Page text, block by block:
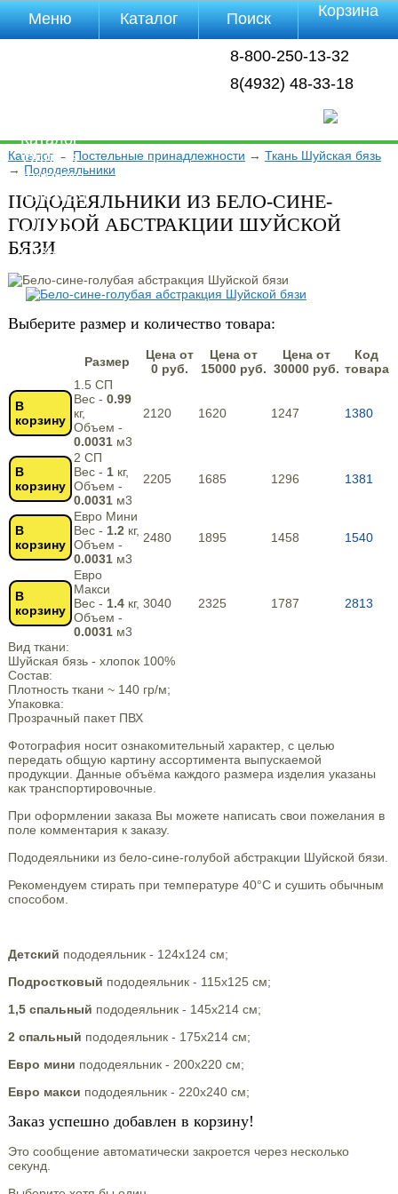
8-800-250-13-32
8(4932) 48-33-18
Каталог→ Постельные принадлежности → Ткань Шуйская бязь
→ Пододеяльники
ПОДОДЕЯЛЬНИКИ ИЗ БЕЛО-СИНЕ-
ГОЛУБОЙ АБСТРАКЦИИ ШУЙСКОЙ
БЯЗИ
Выберите размер и количество товара:
Размер
Цена от
0 руб.
Цена от
15000 руб.
Цена от
30000 руб.
Код
товара
В
корзину
1.5 СП
Вес - 0.99
кг,
Объем -
0.0031м3
2120 1620 1247 1380
В
корзину
2 СП
Вес - 1кг,
Объем -
0.0031м3
2205 1685 1296 1381
В
корзину
Евро Мини
Вес - 1.2 кг,
Объем -
0.0031м3
2480 1895 1458 1540
В
корзину
Евро
Макси
Вес - 1.4кг,
Объем -
0.0031м3
3040 2325 1787 2813
Вид ткани:
Шуйская бязь - хлопок 100%
Состав:
Плотность ткани ~ 140 гр/м;
Упаковка:
Прозрачный пакет ПВХ
Фотография носит ознакомительный характер, с целью
передать общую картину ассортимента выпускаемой
продукции. Данные объёма каждого размера изделия указаны
как транспортировочные.
При оформлении заказа Вы можете написать свои пожелания в
поле комментария к заказу.
Пододеяльники из бело-сине-голубой абстракции Шуйской бязи.
Рекомендуем стирать при температуре 40°С и сушить обычным
способом.
Детский пододеяльник - 124х124 см;
Подростковый пододеяльник - 115х125 см;
1,5 спальный пододеяльник - 145х214 см;
2 спальный пододеяльник - 175х214 см;
Евро мини пододеяльник - 200х220 см;
Евро макси пододеяльник - 220х240 см;
Заказ успешно добавлен в корзину!
Это сообщение автоматически закроется через несколько
секунд.
Меню
Каталог
Оплата
Доставка
Полезная
инфа
Магазины
Отзывы
Каталог Поиск Корзина